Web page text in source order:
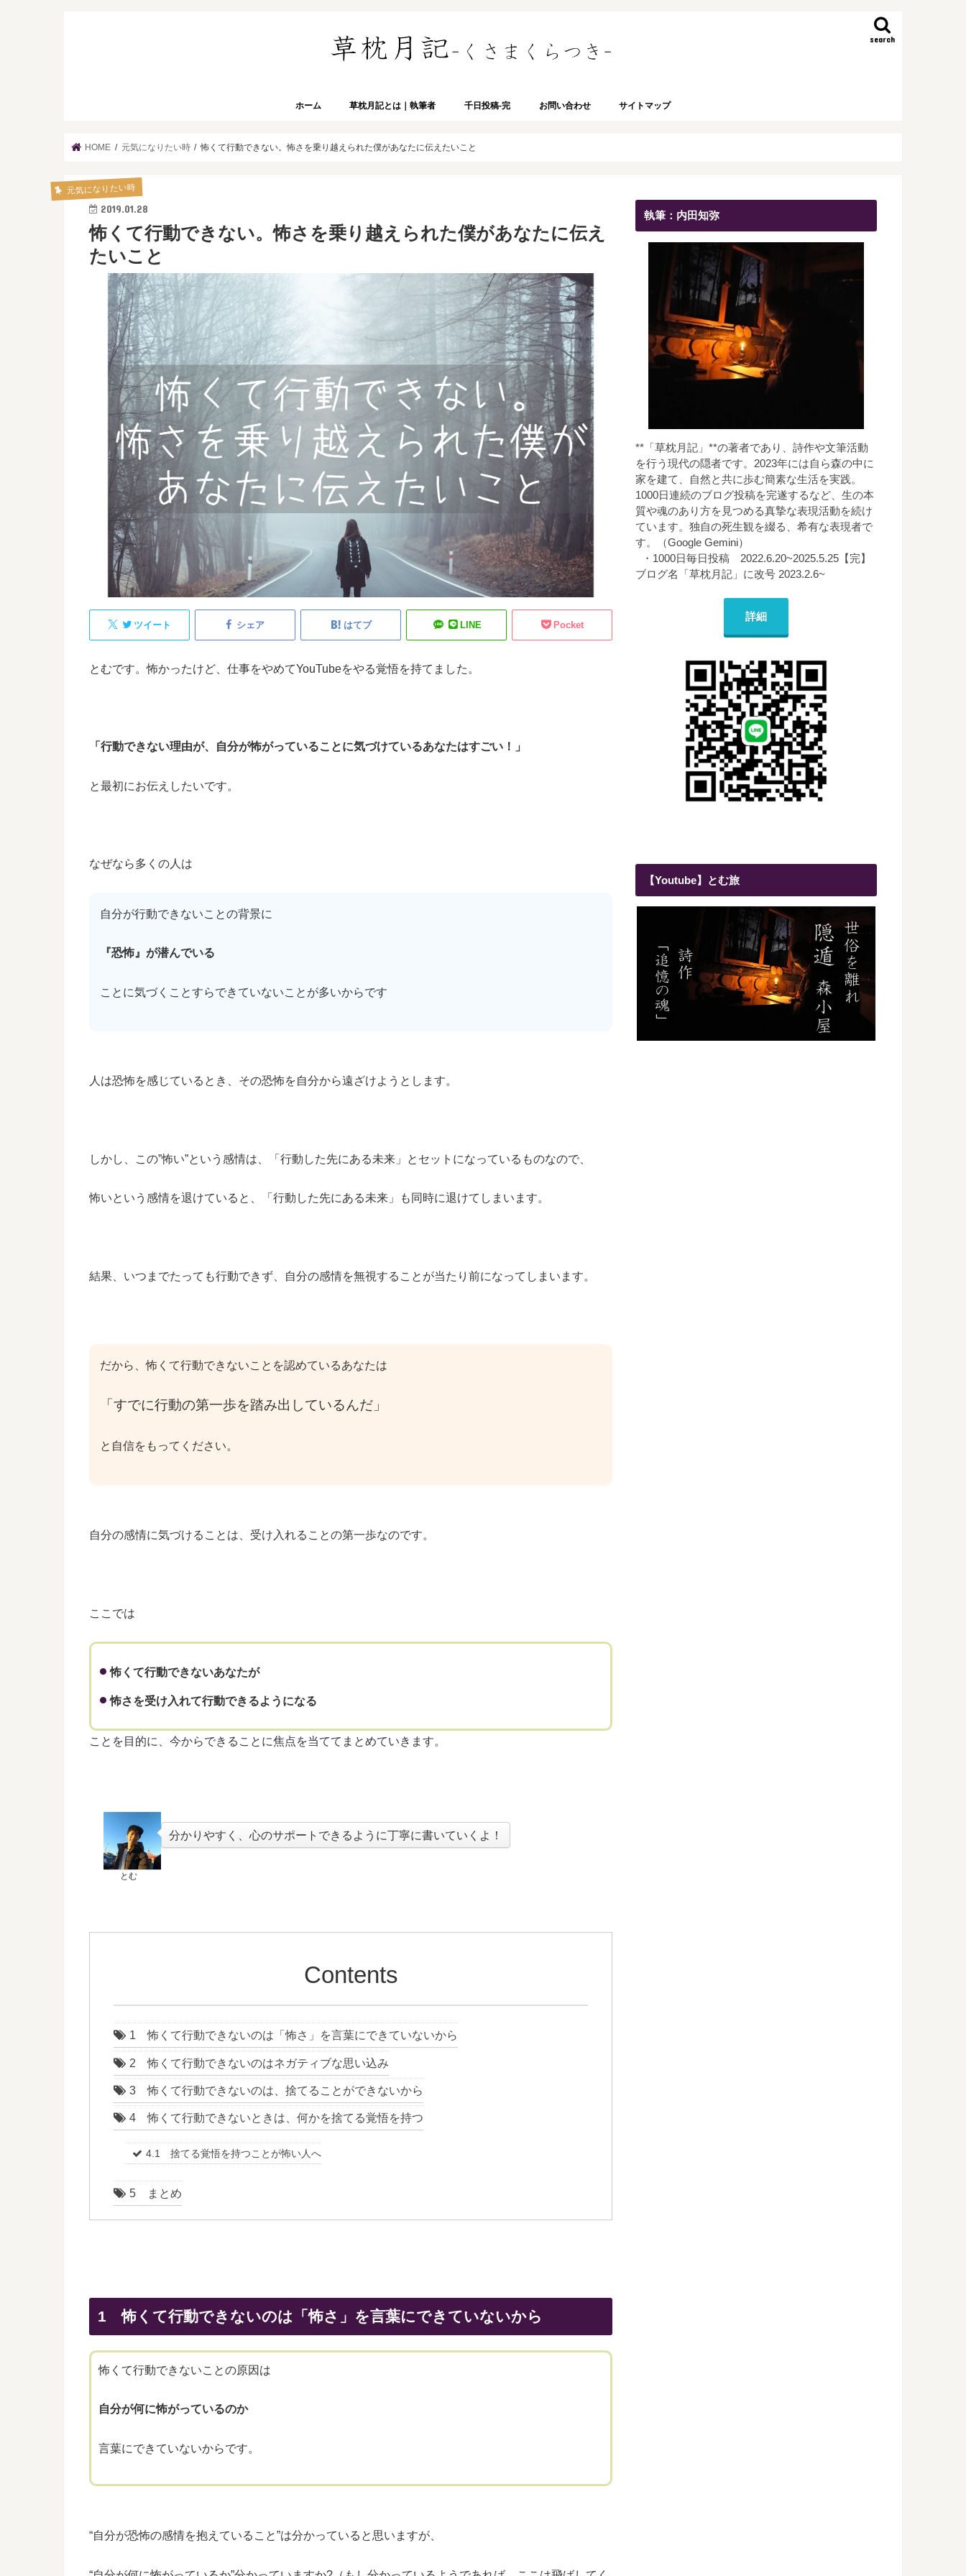
search
ホーム 草枕月記とは｜執筆者 千日投稿-完 お問い合わせ サイトマップ
HOME 元気になりたい時 怖くて行動できない。怖さを乗り越えられた僕があなたに伝えたいこと
元気になりたい時
2019.01.28
怖くて行動できない。怖さを乗り越えられた僕があなたに伝え
たいこと
ツイート シェア はてブ LINE Pocket
とむです。怖かったけど、仕事をやめてYouTubeをやる覚悟を持てました。
「行動できない理由が、自分が怖がっていることに気づけているあなたはすごい！」
と最初にお伝えしたいです。
なぜなら多くの人は
自分が行動できないことの背景に
『恐怖』が潜んでいる
ことに気づくことすらできていないことが多いからです
人は恐怖を感じているとき、その恐怖を自分から遠ざけようとします。
しかし、この”怖い”という感情は、「行動した先にある未来」とセットになっているものなので、
怖いという感情を退けていると、「行動した先にある未来」も同時に退けてしまいます。
結果、いつまでたっても行動できず、自分の感情を無視することが当たり前になってしまいます。
だから、怖くて行動できないことを認めているあなたは
「すでに行動の第一歩を踏み出しているんだ」
と自信をもってください。
自分の感情に気づけることは、受け入れることの第一歩なのです。
ここでは
怖くて行動できないあなたが
怖さを受け入れて行動できるようになる
ことを目的に、今からできることに焦点を当ててまとめていきます。
とむ
分かりやすく、心のサポートできるように丁寧に書いていくよ！
Contents
1 怖くて行動できないのは「怖さ」を言葉にできていないから
2 怖くて行動できないのはネガティブな思い込み
3 怖くて行動できないのは、捨てることができないから
4 怖くて行動できないときは、何かを捨てる覚悟を持つ
4.1 捨てる覚悟を持つことが怖い人へ
5 まとめ
1 怖くて行動できないのは「怖さ」を言葉にできていないから
怖くて行動できないことの原因は
自分が何に怖がっているのか
言葉にできていないからです。
“自分が恐怖の感情を抱えていること”は分かっていると思いますが、
執筆：内田知弥
**「草枕月記」**の著者であり、詩作や文筆活動
を行う現代の隠者です。2023年には自ら森の中に
家を建て、自然と共に歩む簡素な生活を実践。
1000日連続のブログ投稿を完遂するなど、生の本
質や魂のあり方を見つめる真摯な表現活動を続け
ています。独自の死生観を綴る、希有な表現者で
す。（Google Gemini）
・1000日毎日投稿 2022.6.20~2025.5.25【完】
ブログ名「草枕月記」に改号 2023.2.6~
詳細
【Youtube】とむ旅